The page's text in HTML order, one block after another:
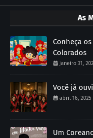
As
Conheça
Colorados
janeiro 31,
Você já
abril 16, 2025
Um